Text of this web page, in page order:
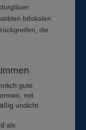
bifokalen
die
gute
mit
undicht
als